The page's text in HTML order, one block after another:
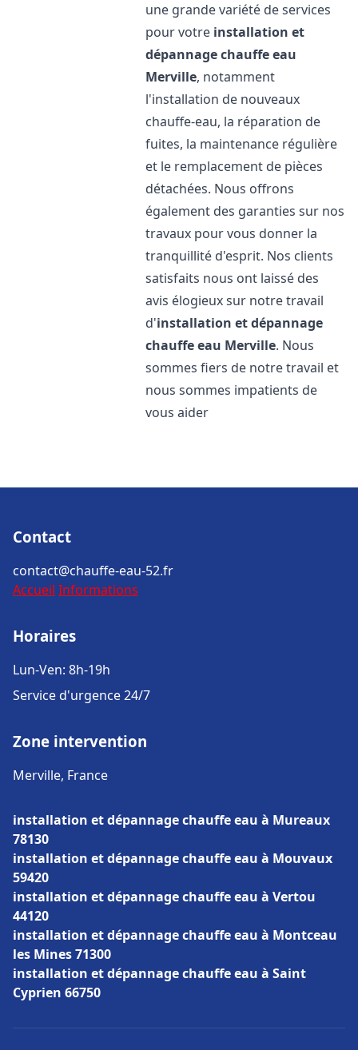
une grande variété de services
pour votre installation et
dépannage chauffe eau
Merville, notamment
l'installation de nouveaux
chauffe-eau, la réparation de
fuites, la maintenance régulière
et le remplacement de pièces
détachées. Nous offrons
également des garanties sur nos
travaux pour vous donner la
tranquillité d'esprit. Nos clients
satisfaits nous ont laissé des
avis élogieux sur notre travail
d'installation et dépannage
chauffe eau Merville. Nous
sommes fiers de notre travail et
nous sommes impatients de
vous aider
Contact
contact@chauffe-eau-52.fr
Accueil Informations
Horaires
Lun-Ven: 8h-19h
Service d'urgence 24/7
Zone intervention
Merville, France
installation et dépannage chauffe eau à Mureaux
78130
installation et dépannage chauffe eau à Mouvaux
59420
installation et dépannage chauffe eau à Vertou
44120
installation et dépannage chauffe eau à Montceau
les Mines 71300
installation et dépannage chauffe eau à Saint
Cyprien 66750